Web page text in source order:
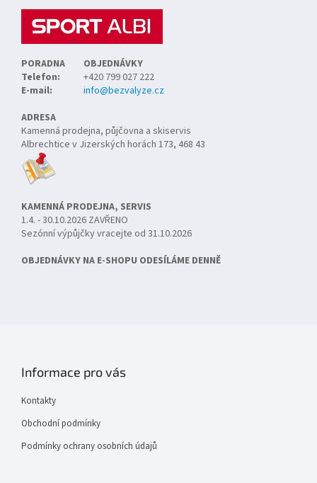
PORADNA
OBJEDNÁVKY
Telefon:
+420 799 027 222
E-mail:
info@bezvalyze.cz
ADRESA
Kamenná prodejna, půjčovna a skiservis
Albrechtice v Jizerských horách 173, 468 43
KAMENNÁ PRODEJNA, SERVIS
1.4. - 30.10.2026 ZAVŘENO
Sezónní výpůjčky vracejte od 31.10.2026
OBJEDNÁVKY NA E-SHOPU ODESÍLÁME DENNĚ
Informace pro vás
Kontakty
Obchodní podmínky
Podmínky ochrany osobních údajů